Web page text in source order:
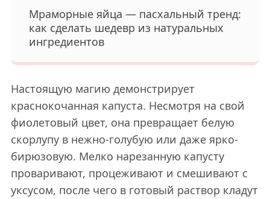
Мраморные яйца — пасхальный тренд:
как сделать шедевр из натуральных
ингредиентов
Настоящую магию демонстрирует
краснокочанная капуста. Несмотря на свой
фиолетовый цвет, она превращает белую
скорлупу в нежно-голубую или даже ярко-
бирюзовую. Мелко нарезанную капусту
проваривают, процеживают и смешивают с
уксусом, после чего в готовый раствор кладут